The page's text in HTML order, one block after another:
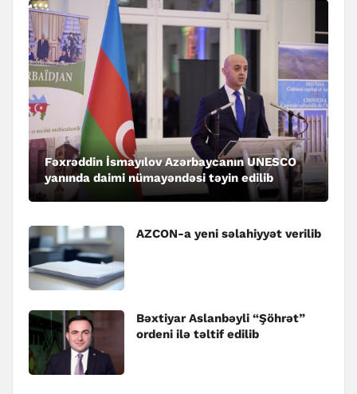
Fəxrəddin İsmayılov Azərbaycanın UNESCO
yanında daimi nümayəndəsi təyin edilib
AZCON-a yeni səlahiyyət verilib
Bəxtiyar Aslanbəyli “Şöhrət”
ordeni ilə təltif edilib